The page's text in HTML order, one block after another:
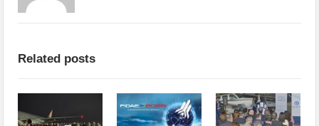
Related posts